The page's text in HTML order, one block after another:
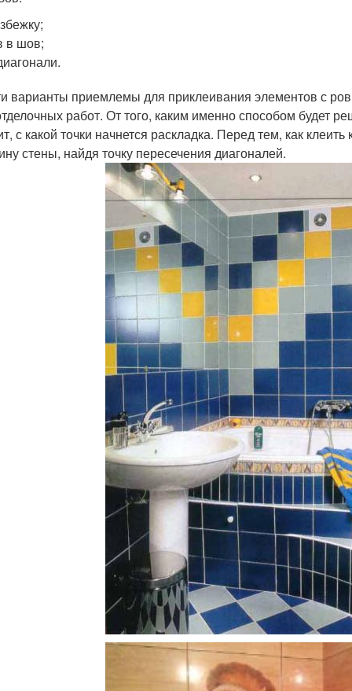
в шов;
варианты приемлемы для приклеивания элементов с
работ. От того, каким именно способом будет
с какой точки начнется раскладка. Перед тем, как
стены, найдя точку пересечения диагоналей.